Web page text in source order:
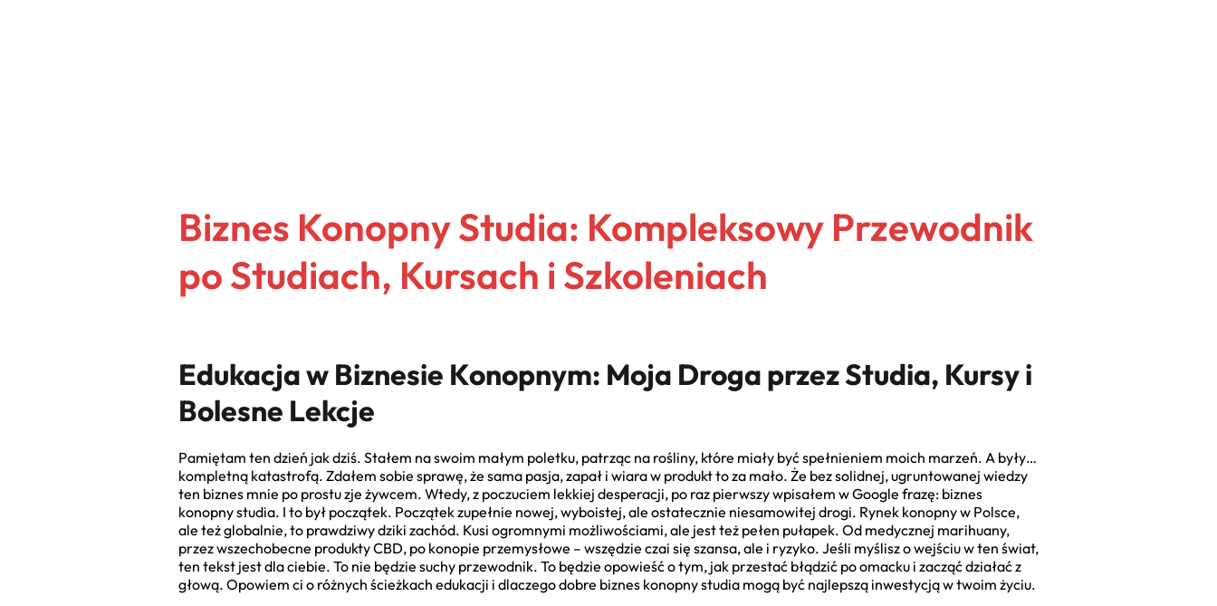
Biznes Konopny Studia: Kompleksowy Przewodnik
po Studiach, Kursach i Szkoleniach
Edukacja w Biznesie Konopnym: Moja Droga przez Studia, Kursy i
Bolesne Lekcje
Pamiętam ten dzień jak dziś. Stałem na swoim małym poletku, patrząc na rośliny, które miały być spełnieniem moich marzeń. A były…
kompletną katastrofą. Zdałem sobie sprawę, że sama pasja, zapał i wiara w produkt to za mało. Że bez solidnej, ugruntowanej wiedzy
ten biznes mnie po prostu zje żywcem. Wtedy, z poczuciem lekkiej desperacji, po raz pierwszy wpisałem w Google frazę: biznes
konopny studia. I to był początek. Początek zupełnie nowej, wyboistej, ale ostatecznie niesamowitej drogi. Rynek konopny w Polsce,
ale też globalnie, to prawdziwy dziki zachód. Kusi ogromnymi możliwościami, ale jest też pełen pułapek. Od medycznej marihuany,
przez wszechobecne produkty CBD, po konopie przemysłowe – wszędzie czai się szansa, ale i ryzyko. Jeśli myślisz o wejściu w ten świat,
ten tekst jest dla ciebie. To nie będzie suchy przewodnik. To będzie opowieść o tym, jak przestać błądzić po omacku i zacząć działać z
głową. Opowiem ci o różnych ścieżkach edukacji i dlaczego dobre biznes konopny studia mogą być najlepszą inwestycją w twoim życiu.